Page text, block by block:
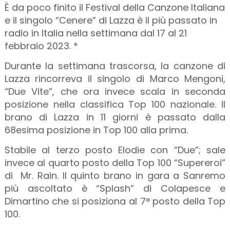
È da poco finito il Festival della Canzone Italiana
e il singolo “Cenere” di Lazza è il più passato in
radio in Italia nella settimana dal 17 al 21
febbraio 2023. *
Durante la settimana trascorsa, la canzone di
Lazza rincorreva il singolo di Marco Mengoni,
“Due Vite”, che ora invece scala in seconda
posizione nella classifica Top 100 nazionale. Il
brano di Lazza in 11 giorni è passato dalla
68esima posizione in Top 100 alla prima.
Stabile al terzo posto Elodie con “Due”; sale
invece al quarto posto della Top 100 “Supereroi”
di Mr. Rain. Il quinto brano in gara a Sanremo
più ascoltato è “Splash” di Colapesce e
Dimartino che si posiziona al 7° posto della Top
100.